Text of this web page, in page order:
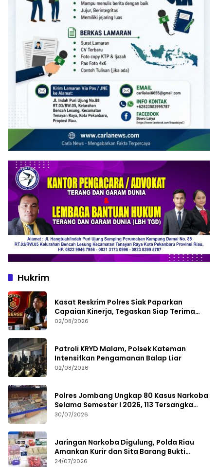
Hukrim
Kasat Reskrim Polres Siak Paparkan
Capaian Kinerja, Tegaskan Siap Terima
Kritik dan Evaluasi
02/08/2026
Patroli KRYD Malam, Polsek Kateman
Intensifkan Pengamanan Balap Liar
02/08/2026
Polres Jombang Ungkap 80 Kasus Narkoba
Selama Semester I 2026, 113 Tersangka
Diamankan
30/07/2026
Jaringan Narkoba Digulung, Polda Riau
Amankan Kurir dan Sita Barang Bukti
Bernilai Fantastis
24/07/2026